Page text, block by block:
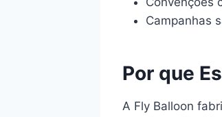
Campanhas
Por que
A Fly Balloon